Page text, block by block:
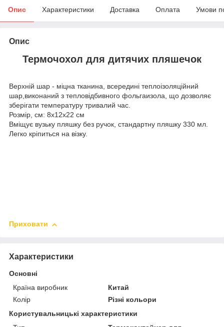
Опис Характеристики Доставка Оплата Умови
Опис
Термочохол для дитячих пляшечок
Верхній шар - міцна тканина, всередині теплоізоляційний
шар,виконаний з тепловідбивного фольгаизола, що дозволяє
зберігати температуру тривалий час.
Розмір, см: 8х12х22 см
Вміщує вузьку пляшку без ручок, стандартну пляшку 330 мл.
Легко кріпиться на візку.
Приховати
Характеристики
Основні
Країна виробник
Китай
Колір
Різні кольори
Користувальницькі характеристики